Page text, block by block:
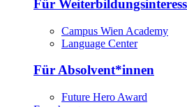
Für
Campus Wien Academy
Language Center
Für Absolvent*innen
Future Hero Award